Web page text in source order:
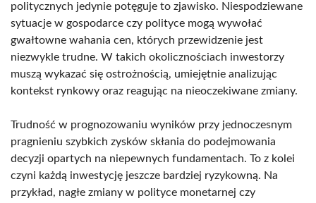
politycznych jedynie potęguje to zjawisko. Niespodziewane
sytuacje w gospodarce czy polityce mogą wywołać
gwałtowne wahania cen, których przewidzenie jest
niezwykle trudne. W takich okolicznościach inwestorzy
muszą wykazać się ostrożnością, umiejętnie analizując
kontekst rynkowy oraz reagując na nieoczekiwane zmiany.
Trudność w prognozowaniu wyników przy jednoczesnym
pragnieniu szybkich zysków skłania do podejmowania
decyzji opartych na niepewnych fundamentach. To z kolei
czyni każdą inwestycję jeszcze bardziej ryzykowną. Na
przykład, nagłe zmiany w polityce monetarnej czy